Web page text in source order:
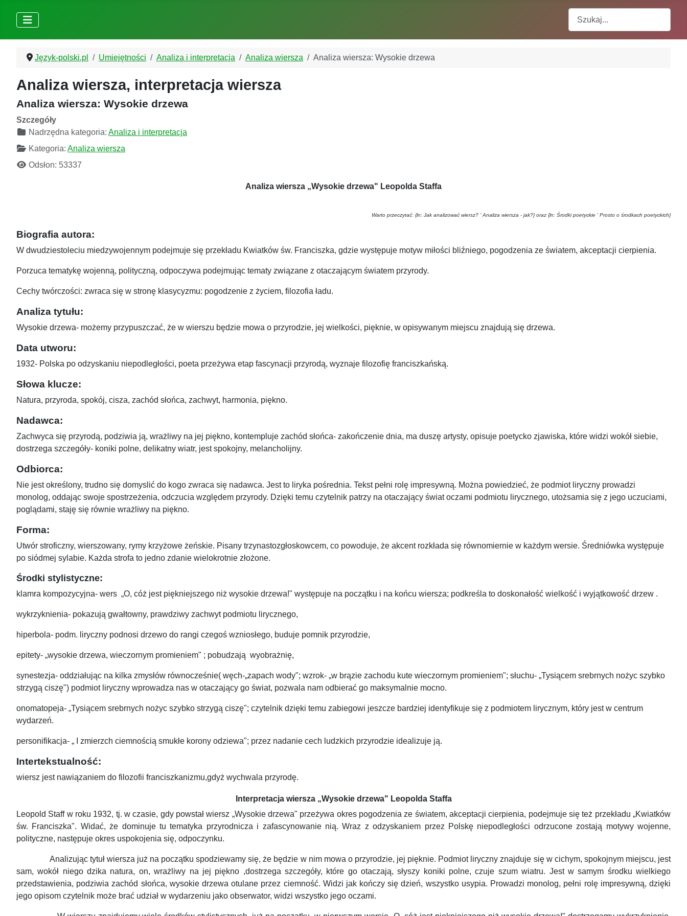
Język-polski.pl Umiejętności Analiza i interpretacja Analiza wiersza Analiza wiersza: Wysokie drzewa
Analiza wiersza, interpretacja wiersza
Analiza wiersza: Wysokie drzewa
Szczegóły
Nadrzędna kategoria: Analiza i interpretacja
Kategoria: Analiza wiersza
Odsłon: 53337
Analiza wiersza „Wysokie drzewa" Leopolda Staffa
Warto przeczytać: {ln: Jak analizować wiersz? ' Analiza wiersza - jak?} oraz {ln: Środki poetyckie ' Prosto o środkach poetyckich}
Biografia autora:
W dwudziestoleciu miedzywojennym podejmuje się przekładu Kwiatków św. Franciszka, gdzie występuje motyw miłości bliźniego, pogodzenia ze światem, akceptacji cierpienia.
Porzuca tematykę wojenną, polityczną, odpoczywa podejmując tematy związane z otaczającym światem przyrody.
Cechy twórczości: zwraca się w stronę klasycyzmu: pogodzenie z życiem, filozofia ładu.
Analiza tytułu:
Wysokie drzewa- możemy przypuszczać, że w wierszu będzie mowa o przyrodzie, jej wielkości, pięknie, w opisywanym miejscu znajdują się drzewa.
Data utworu:
1932- Polska po odzyskaniu niepodległości, poeta przeżywa etap fascynacji przyrodą, wyznaje filozofię franciszkańską.
Słowa klucze:
Natura, przyroda, spokój, cisza, zachód słońca, zachwyt, harmonia, piękno.
Nadawca:
Zachwyca się przyrodą, podziwia ją, wrażliwy na jej piękno, kontempluje zachód słońca- zakończenie dnia, ma duszę artysty, opisuje poetycko zjawiska, które widzi wokół siebie,
dostrzega szczegóły- koniki polne, delikatny wiatr, jest spokojny, melancholijny.
Odbiorca:
Nie jest określony, trudno się domyslić do kogo zwraca się nadawca. Jest to liryka pośrednia. Tekst pełni rolę impresywną. Można powiedzieć, że podmiot liryczny prowadzi
monolog, oddając swoje spostrzeżenia, odczucia względem przyrody. Dzięki temu czytelnik patrzy na otaczający świat oczami podmiotu lirycznego, utożsamia się z jego uczuciami,
poglądami, staję się równie wrażliwy na piękno.
Forma:
Utwór stroficzny, wierszowany, rymy krzyżowe żeńskie. Pisany trzynastozgłoskowcem, co powoduje, że akcent rozkłada się równomiernie w każdym wersie. Średniówka występuje
po siódmej sylabie. Każda strofa to jedno zdanie wielokrotnie złożone.
Środki stylistyczne:
klamra kompozycyjna- wers „O, cóż jest piękniejszego niż wysokie drzewa!" występuje na początku i na końcu wiersza; podkreśla to doskonałość wielkość i wyjątkowość drzew .
wykrzyknienia- pokazują gwałtowny, prawdziwy zachwyt podmiotu lirycznego,
hiperbola- podm. liryczny podnosi drzewo do rangi czegoś wzniosłego, buduje pomnik przyrodzie,
epitety- „wysokie drzewa, wieczornym promieniem" ; pobudzają wyobrażnię,
synestezja- oddziałując na kilka zmysłów równocześnie( węch-„zapach wody"; wzrok- „w brązie zachodu kute wieczornym promieniem"; słuchu- „Tysiącem srebrnych nożyc szybko
strzygą ciszę") podmiot liryczny wprowadza nas w otaczający go świat, pozwala nam odbierać go maksymalnie mocno.
onomatopeja- „Tysiącem srebrnych nożyc szybko strzygą ciszę"; czytelnik dzięki temu zabiegowi jeszcze bardziej identyfikuje się z podmiotem lirycznym, który jest w centrum
wydarzeń.
personifikacja- „ I zmierzch ciemnością smukłe korony odziewa"; przez nadanie cech ludzkich przyrodzie idealizuje ją.
Intertekstualność:
wiersz jest nawiązaniem do filozofii franciszkanizmu,gdyż wychwala przyrodę.
Interpretacja wiersza „Wysokie drzewa" Leopolda Staffa
Leopold Staff w roku 1932, tj. w czasie, gdy powstał wiersz „Wysokie drzewa" przeżywa okres pogodzenia ze światem, akceptacji cierpienia, podejmuje się też przekładu „Kwiatków
św. Franciszka". Widać, że dominuje tu tematyka przyrodnicza i zafascynowanie nią. Wraz z odzyskaniem przez Polskę niepodległości odrzucone zostają motywy wojenne,
polityczne, następuje okres uspokojenia się, odpoczynku.
Analizując tytuł wiersza już na początku spodziewamy się, że będzie w nim mowa o przyrodzie, jej pięknie. Podmiot liryczny znajduje się w cichym, spokojnym miejscu, jest
sam, wokół niego dzika natura, on, wrażliwy na jej piękno ,dostrzega szczegóły, które go otaczają, słyszy koniki polne, czuje szum wiatru. Jest w samym środku wielkiego
przedstawienia, podziwia zachód słońca, wysokie drzewa otulane przez ciemność. Widzi jak kończy się dzień, wszystko usypia. Prowadzi monolog, pełni rolę impresywną, dzięki
jego opisom czytelnik może brać udział w wydarzeniu jako obserwator, widzi wszystko jego oczami.